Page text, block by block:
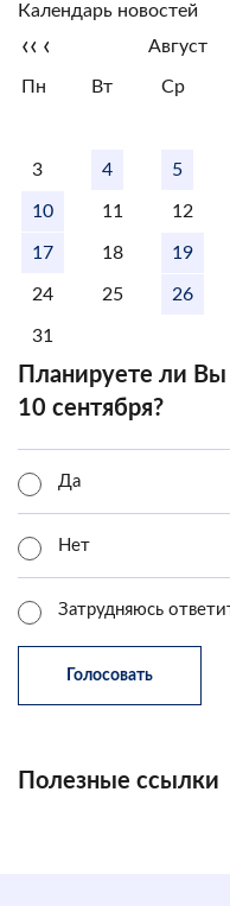
Календарь новостей
‹‹ ‹ Август
Пн Вт Ср
3 4 5
10 11 12
17 18 19
24 25 26
31
Планируете ли
10 сентября?
Да
Нет
Затрудняюсь
Полезные ссылки